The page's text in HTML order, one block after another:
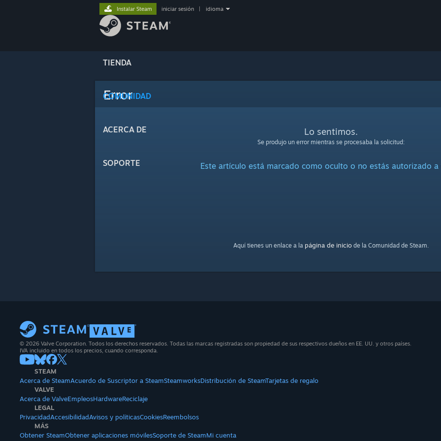
TIENDA
COMUNIDAD
ACERCA DE
SOPORTE
Instalar Steam iniciar sesión idioma
Error
Lo sentimos.
Se produjo un error mientras se procesaba la solicitud:
Este artículo está marcado como oculto o no estás autorizado a
Aquí tienes un enlace a la página de iniciode la Comunidad de Steam.
© 2026 Valve Corporation. Todos los derechos reservados. Todas las marcas registradas son propiedad de sus respectivos dueños en EE. UU. y otros países.
IVA incluido en todos los precios, cuando corresponda.
STEAM
Acerca de SteamAcuerdo de Suscriptor a SteamSteamworksDistribución de SteamTarjetas de regalo
VALVE
Acerca de ValveEmpleosHardwareReciclaje
LEGAL
PrivacidadAccesibilidadAvisos y políticasCookiesReembolsos
MÁS
Obtener SteamObtener aplicaciones móvilesSoporte de SteamMi cuenta